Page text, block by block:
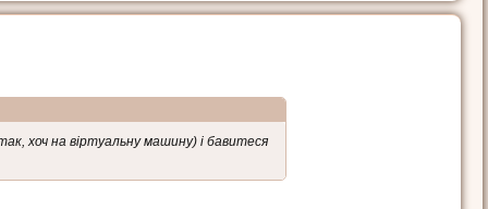
хоч на віртуальну машину) і бавитеся